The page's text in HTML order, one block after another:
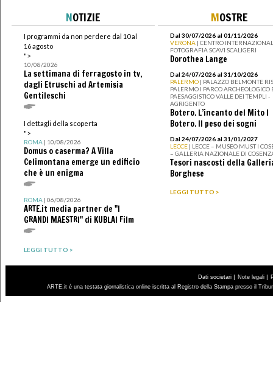
NOTIZIE
I programmi da non perdere dal 10 al
16 agosto
">
10/08/2026
La settimana di ferragosto in tv,
dagli Etruschi ad Artemisia
Gentileschi
I dettagli della scoperta
">
ROMA| 10/08/2026
Domus o caserma? A Villa
Celimontana emerge un edificio
che è un enigma
ROMA| 06/08/2026
ARTE.it media partner de "I
GRANDI MAESTRI" di KUBLAI Film
LEGGI TUTTO >
MOSTRE
Dal 30/07/2026 al 01/11/2026
VERONA | CENTRO
FOTOGRAFIA SCAVI SCALIGERI
Dorothea Lange
Dal 24/07/2026 al 31/10/2026
PALERMO | PALAZZO BELMONTE
PALERMO I PARCO ARCHEOLOGICO
PAESAGGISTICO VALLE DEI TEMPLI -
AGRIGENTO
Botero. L’incanto del Mito I
Botero. Il peso dei sogni
Dal 24/07/2026 al 31/01/2027
LECCE | LECCE – MUSEO MUST I
– GALLERIA NAZIONALE DI
Tesori nascosti della
Borghese
LEGGI TUTTO >
Dati societari | Note legali |
ARTE.it è una testata giornalistica online iscritta al Registro della Stampa presso il